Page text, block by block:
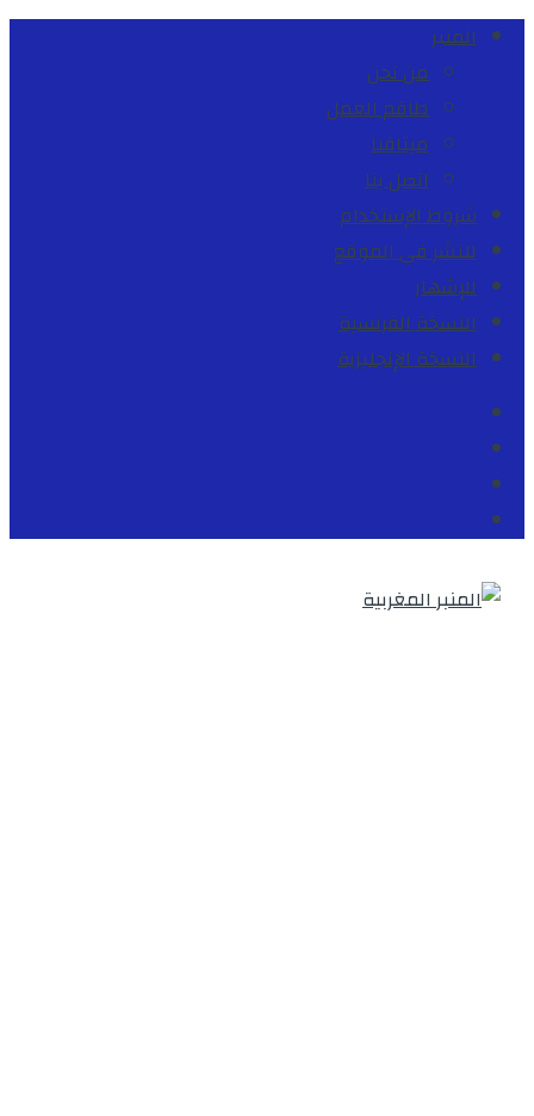
المنبر
من نحن
طاقم العمل
ميثاقنا
اتصل بنا
شروط الإستخدام
للنشر في الموقع
للإشهار
النسخة الفرنسية
النسخة الإنجليزية